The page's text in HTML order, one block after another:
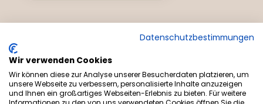
Gesundheit
Das Menschels
Datenschutzbestimmungen
Wir verwenden Cookies
Wir können diese zur Analyse unserer Besucherdaten platzieren, um
unsere Webseite zu verbessern, personalisierte Inhalte anzuzeigen
und Ihnen ein großartiges Webseiten-Erlebnis zu bieten. Für weitere